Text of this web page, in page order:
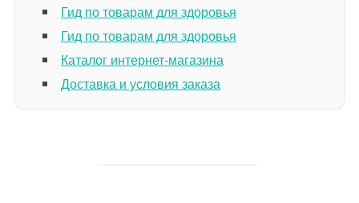
Гид по товарам для здоровья
Гид по товарам для здоровья
Каталог интернет-магазина
Доставка и условия заказа